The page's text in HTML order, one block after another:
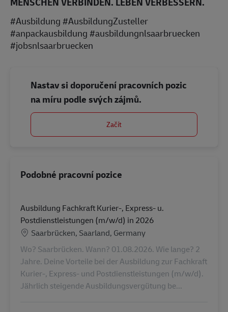
#Ausbildung #AusbildungZusteller
#anpackausbildung #ausbildungnlsaarbruecken
#jobsnlsaarbruecken
Nastav si doporučení pracovních pozic
na míru podle svých zájmů.
Začít
Podobné pracovní pozice
Ausbildung Fachkraft Kurier-, Express- u.
Postdienstleistungen (m/w/d) in 2026
Location
Saarbrücken, Saarland, Germany
Wo? Saarbrücken. Wann? 01.08.2026. Wie lange? 2
Jahre. Deine Vorteile bei der Ausbildung zur Fachkraft
Kurier-, Express- und Postdienstleistungen (m/w/d).
Jährlich steigende Ausbildungsvergütung be...